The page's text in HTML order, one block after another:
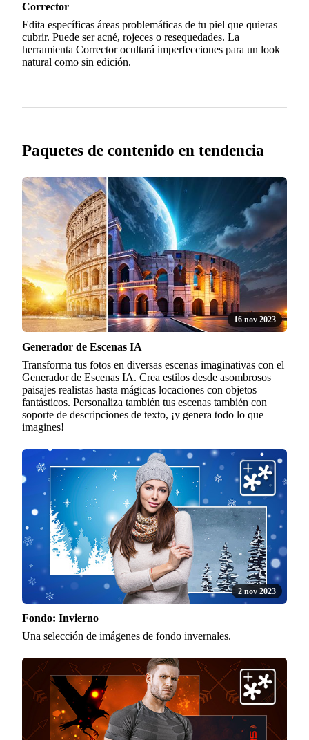
Corrector
Edita específicas áreas problemáticas de tu piel que quieras
cubrir. Puede ser acné, rojeces o resequedades. La
herramienta Corrector ocultará imperfecciones para un look
natural como sin edición.
Paquetes de contenido en tendencia
16 nov 2023
Generador de Escenas IA
Transforma tus fotos en diversas escenas imaginativas con el
Generador de Escenas IA. Crea estilos desde asombrosos
paisajes realistas hasta mágicas locaciones con objetos
fantásticos. Personaliza también tus escenas también con
soporte de descripciones de texto, ¡y genera todo lo que
imagines!
2 nov 2023
Fondo: Invierno
Una selección de imágenes de fondo invernales.